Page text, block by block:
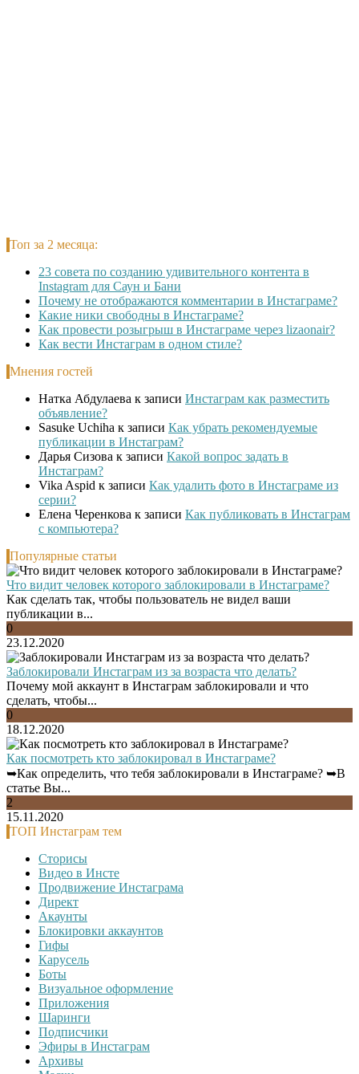
Топ за 2 месяца:
23 совета по созданию удивительного контента в
Instagram для Саун и Бани
Почему не отображаются комментарии в Инстаграме?
Какие ники свободны в Инстаграме?
Как провести розыгрыш в Инстаграме через lizaonair?
Как вести Инстаграм в одном стиле?
Мнения гостей
Натка Абдулаева к записи Инстаграм как разместить
объявление?
Sasuke Uchiha к записи Как убрать рекомендуемые
публикации в Инстаграм?
Дарья Сизова к записи Какой вопрос задать в
Инстаграм?
Vika Aspid к записи Как удалить фото в Инстаграме из
серии?
Елена Черенкова к записи Как публиковать в Инстаграм
с компьютера?
Популярные статьи
Что видит человек которого заблокировали в Инстаграме?
Как сделать так, чтобы пользователь не видел ваши
публикации в...
0
23.12.2020
Заблокировали Инстаграм из за возраста что делать?
Почему мой аккаунт в Инстаграм заблокировали и что
сделать, чтобы...
0
18.12.2020
Как посмотреть кто заблокировал в Инстаграме?
➥Как определить, что тебя заблокировали в Инстаграме? ➥В
статье Вы...
2
15.11.2020
ТОП Инстаграм тем
Сторисы
Видео в Инсте
Продвижение Инстаграма
Директ
Акаунты
Блокировки аккаунтов
Гифы
Карусель
Боты
Визуальное оформление
Приложения
Шаринги
Подписчики
Эфиры в Инстаграм
Архивы